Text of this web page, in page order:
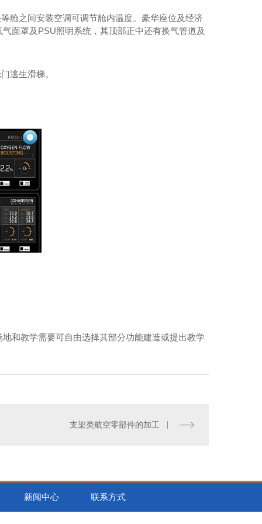
舱之间安装空调可调节舱内温度。豪华座位及经济
面罩及PSU照明系统，其顶部正中还有换气管道及
逃生滑梯。
和教学需要可自由选择其部分功能建造或提出教学
支架类航空零部件的加工
新闻中心 联系方式